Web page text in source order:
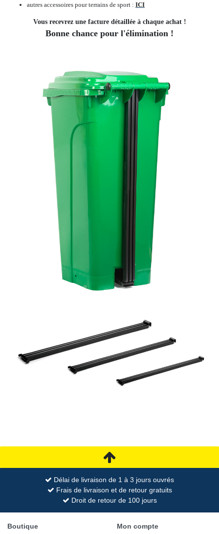
autres accessoires pour terrains de sport : ICI
Vous recevrez une facture détaillée à chaque achat !
Bonne chance pour l'élimination !
Délai de livraison de 1 à 3 jours ouvrés
Frais de livraison et de retour gratuits
Droit de retour de 100 jours
Boutique Mon compte